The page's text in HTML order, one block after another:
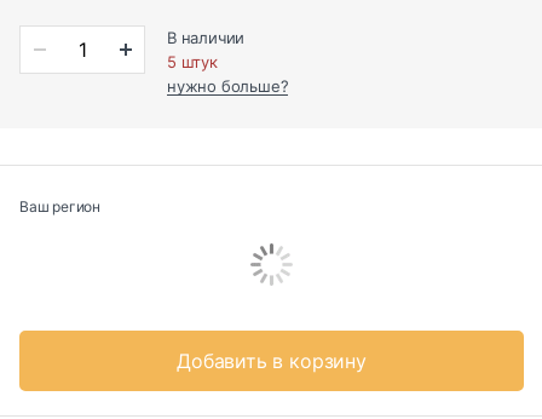
В наличии
5 штук
нужно больше?
Ваш регион
Добавить в корзину